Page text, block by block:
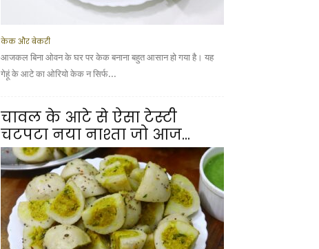
केक और बेकरी
आजकल बिना ओवन के घर पर केक बनाना बहुत आसान हो गया है। यह
गेहूं के आटे का ओरियो केक न सिर्फ...
चावल के आटे से ऐसा टेस्टी
चटपटा नया नाश्ता जो आज...